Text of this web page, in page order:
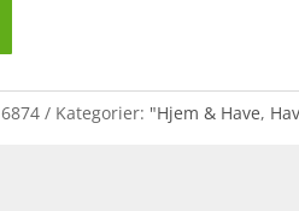
6874 Kategorier: "Hjem & Have,